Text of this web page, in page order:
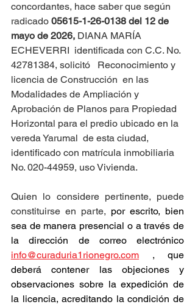
concordantes, hace saber que según
radicado 05615-1-26-0138 del 12 de
mayo de 2026, DIANA MARÍA
ECHEVERRI  identificada con C.C. No.
42781384, solicitó   Reconocimiento y
licencia de Construcción  en las
Modalidades de Ampliación y
Aprobación de Planos para Propiedad
Horizontal para el predio ubicado en la
vereda Yarumal  de esta ciudad,
identificado con matrícula inmobiliaria
No. 020-44959, uso Vivienda.
Quien lo considere pertinente, puede
constituirse en parte, por escrito, bien
sea de manera presencial o a través de
info@curaduria1rionegro.com , que
deberá contener las objeciones y
observaciones sobre la expedición de
la licencia, acreditando la condición de